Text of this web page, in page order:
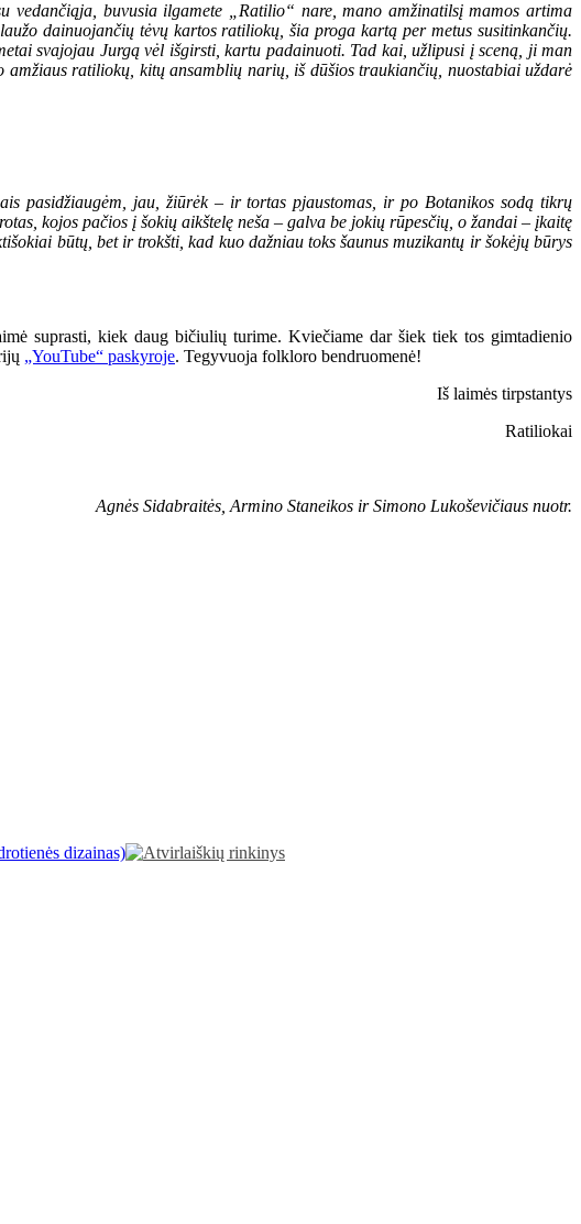
vedančiąja, buvusia ilgamete „Ratilio“ nare, mano amžinatilsį mamos artima
dainuojančių tėvų kartos ratiliokų, šia proga kartą per metus susitinkančių.
svajojau Jurgą vėl išgirsti, kartu padainuoti. Tad kai, užlipusi į sceną, ji man
ratiliokų, kitų ansamblių narių, iš dūšios traukiančių, nuostabiai uždarė
pasidžiaugėm, jau, žiūrėk – ir tortas pjaustomas, ir po Botanikos sodą tikrų
kojos pačios į šokių aikštelę neša – galva be jokių rūpesčių, o žandai – įkaitę
būtų, bet ir trokšti, kad kuo dažniau toks šaunus muzikantų ir šokėjų būrys
suprasti, kiek daug bičiulių turime. Kviečiame dar šiek tiek tos gimtadienio
„YouTube“ paskyroje. Tegyvuoja folkloro bendruomenė!
Iš laimės tirpstantys
Ratiliokai
Agnės Sidabraitės, Armino Staneikos ir Simono Lukoševičiaus nuotr.